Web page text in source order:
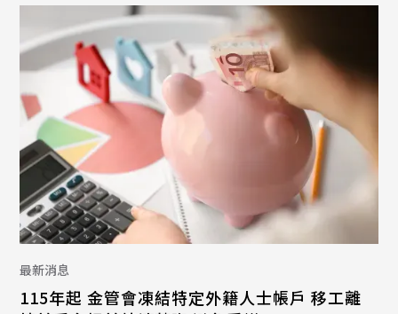
最新消息
115年起 金管會凍結特定外籍人士帳戶 移工離